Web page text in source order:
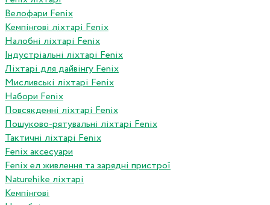
Велофари Fenix
Кемпінгові ліхтарі Fenix
Налобні ліхтарі Fenix
Індустріальні ліхтарі Fenix
Ліхтарі для дайвінгу Fenix
Мисливські ліхтарі Fenix
Набори Fenix
Повсякденні ліхтарі Fenix
Пошуково-рятувальні ліхтарі Fenix
Тактичні ліхтарі Fenix
Fenix аксесуари
Fenix ел живлення та зарядні пристрої
Naturehike ліхтарі
Кемпінгові